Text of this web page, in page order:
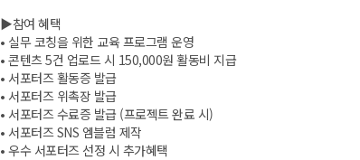
▶참여 혜택
• 실무 코칭을 위한 교육 프로그램 운영
• 콘텐츠 5건 업로드 시 150,000원 활동비 지급
• 서포터즈 활동증 발급
• 서포터즈 위촉장 발급
• 서포터즈 수료증 발급 (프로젝트 완료 시)
• 서포터즈 SNS 엠블럼 제작
• 우수 서포터즈 선정 시 추가혜택